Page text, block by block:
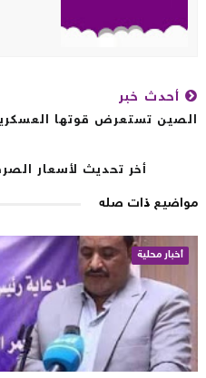
أحدث خبر
تستعرض قوتها العسكرية
أخر تحديث لأسعار
ذات صله
أخبار محلية